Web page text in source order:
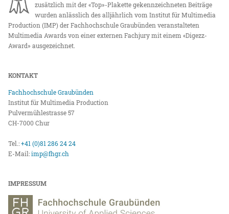
zusätzlich mit der «Top»-Plakette gekennzeichneten Beiträge
wurden anlässlich des alljährlich vom Institut für Multimedia
Production (IMP) der Fachhochschule Graubünden veranstalteten
Multimedia Awards von einer externen Fachjury mit einem «Digezz-
Award» ausgezeichnet.
KONTAKT
Fachhochschule Graubünden
Institut für Multimedia Production
Pulvermühlestrasse 57
CH-7000 Chur
Tel.:+41 (0)81 286 24 24
E-Mail:imp@fhgr.ch
IMPRESSUM